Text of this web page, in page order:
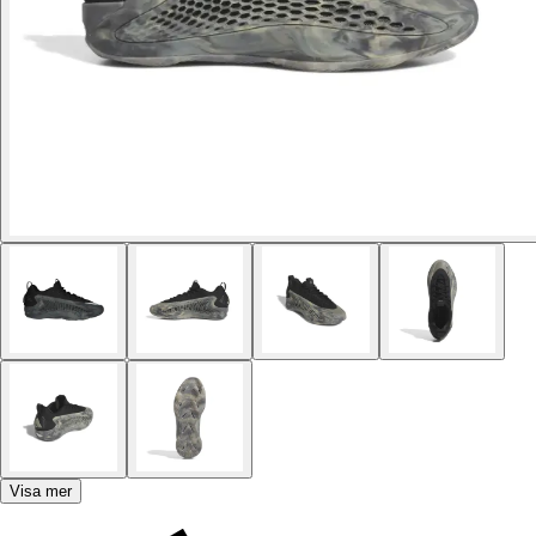
Visa mer